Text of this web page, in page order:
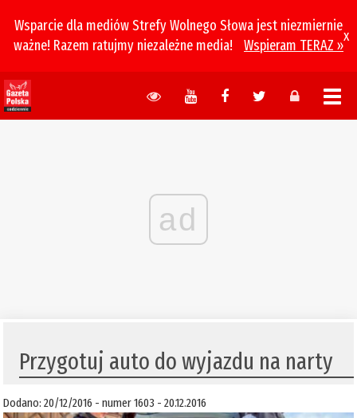
Wsparcie dla mediów Strefy Wolnego Słowa jest niezmiernie
ważne! Razem ratujmy niezależne media!
Wspieram TERAZ »
x
ad
Przygotuj auto do wyjazdu na narty
Dodano: 20/12/2016 - numer 1603 - 20.12.2016